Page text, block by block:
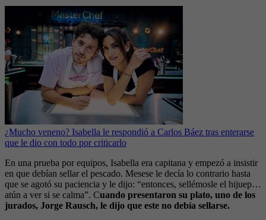
¿Mucho veneno? Isabella le respondió a Carlos Báez tras enterarse
que le dio con todo por criticarlo
En una prueba por equipos, Isabella era capitana y empezó a insistir
en que debían sellar el pescado. Mesese le decía lo contrario hasta
que se agotó su paciencia y le dijo: “entonces, sellémosle el hijuep…
atún a ver si se calma”. Cuando presentaron su plato, uno de los
jurados, Jorge Rausch, le dijo que este no debía sellarse.